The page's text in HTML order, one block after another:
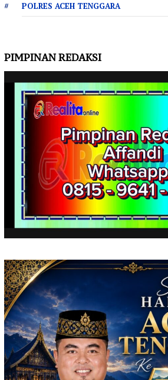
POLRES ACEH TENGGARA
PIMPINAN REDAKSI